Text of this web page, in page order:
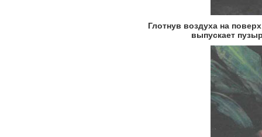
Глотнув воздуха на
выпускает